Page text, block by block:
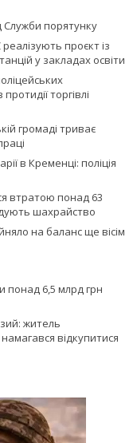
Служби порятунку
проєкт із
у закладах освіти
торгівлі
громаді триває
в Кременці: поліція
втратою понад 63
шахрайство
на баланс ще вісім
понад 6,5 млрд грн
житель
відкупитися